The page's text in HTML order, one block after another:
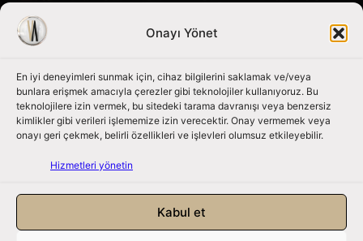
Onayı Yönet
En iyi deneyimleri sunmak için, cihaz bilgilerini saklamak ve/veya
bunlara erişmek amacıyla çerezler gibi teknolojiler kullanıyoruz. Bu
teknolojilere izin vermek, bu sitedeki tarama davranışı veya benzersiz
kimlikler gibi verileri işlememize izin verecektir. Onay vermemek veya
onayı geri çekmek, belirli özellikleri ve işlevleri olumsuz etkileyebilir.
Hizmetleri yönetin
Kabul et
Bizimle iletişime geçin: info@nouvart.net
Bizi Takip Edin